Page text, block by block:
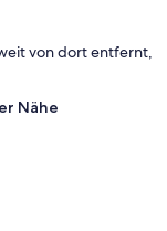
von dort entfernt,
Nähe